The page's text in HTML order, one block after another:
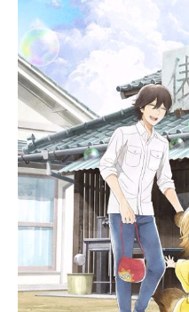
ちょっと気になるネットの話題